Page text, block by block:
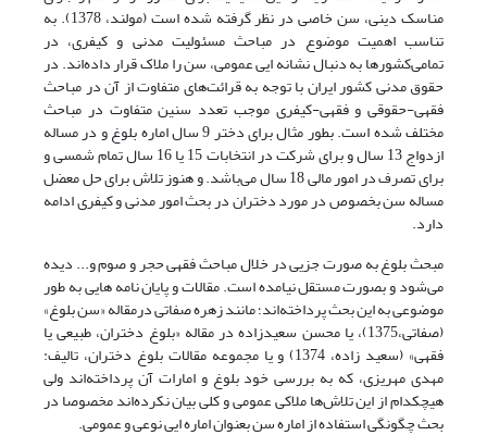
مناسک دینی، سن خاصی در نظر گرفته شده است (مولند، 1378). به
تناسب اهمیت موضوع در مباحث مسئولیت مدنی و کیفری، در
تمامی‌‌کشورها به دنبال نشانه ایی عمومی، سن را ملاک قرار داده‌اند. در
حقوق مدنی کشور ایران با توجه به قرائت‌‌های متفاوت از آن در مباحث
فقهی-حقوقی و فقهی-کیفری موجب تعدد سنین متفاوت در مباحث
مختلف شده است. بطور مثال برای دختر 9 سال اماره بلوغ و در مساله
ازدواج 13 سال و برای شرکت در انتخابات 15 یا 16 سال تمام شمسی و
برای تصرف در امور مالی 18 سال می‌باشد. و هنوز تلاش برای حل معضل
مساله سن بخصوص در مورد دختران در بحث امور مدنی و کیفری ادامه
دارد.
مبحث بلوغ به صورت جزیی در خلال مباحث فقهی حجر و صوم و... دیده
می‌شود و بصورت مستقل نیامده است. مقالات و پایان نامه هایی به طور
موضوعی به این بحث پرداخته‌اند؛ مانند زهره صفاتی درمقاله «سن بلوغ»
(صفاتی،1375)، یا محسن سعیدزاده در مقاله «بلوغ دختران، طبیعی یا
فقهی» (سعید زاده، 1374) و یا مجموعه مقالات بلوغ دختران، تالیف:
مهدی مهریزی، که به بررسی خود بلوغ و امارات آن پرداخته‌اند ولی
هیچکدام از این تلاش‌ها ملاکی عمومی ‌‌و کلی بیان نکرده‌اند مخصوصا در
بحث چگونگی استفاده از اماره سن بعنوان اماره ایی نوعی و عمومی.